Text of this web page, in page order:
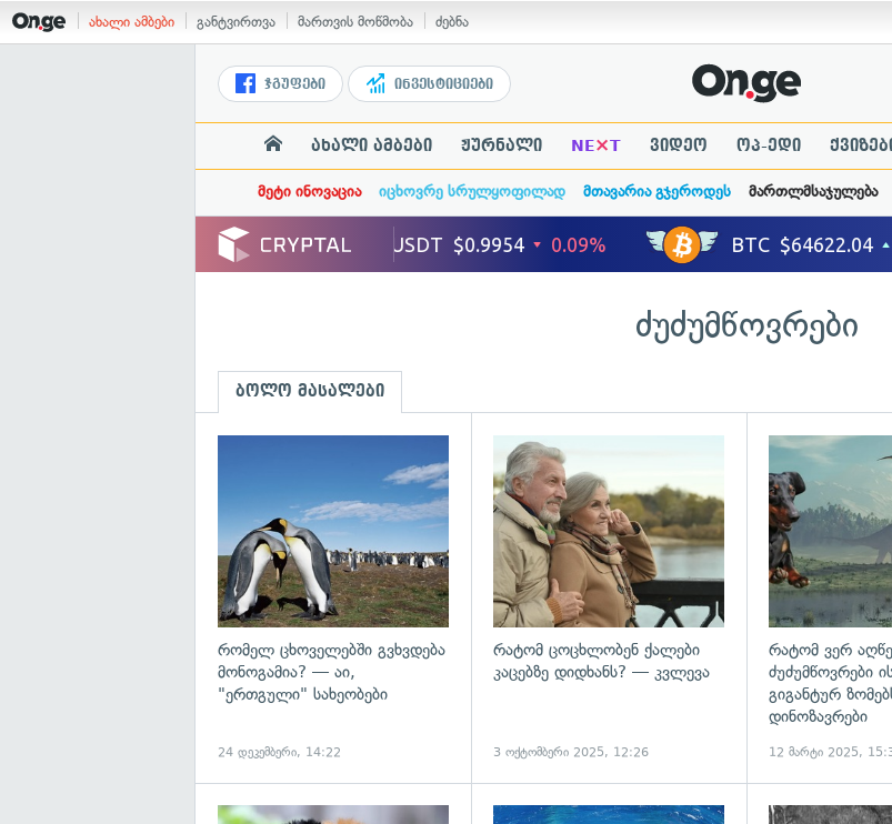
ახალი ამბები განტვირთვა მართვის მოწმობა ძებნა
ჯგუფები ინვესტიციები
ახალი ამბები ჟურნალი NE×T ვიდეო ოპ-ედი
მეტი ინოვაცია იცხოვრე სრულყოფილად მთავარია გჯეროდეს მართლმსაჯულება
ძუძუმწოვრები
ბოლო მასალები
გადახედვა
რომელ ცხოველებში გვხვდება
მონოგამია? — აი,
"ერთგული" სახეობები
24 დეკემბერი, 14:22
გადახედვა
რატომ ცოცხლობენ ქალები
კაცებზე დიდხანს? — კვლევა
3 ოქტომბერი 2025, 12:26
რატომ ვერ
ძუძუმწოვრები
გიგანტურ
დინოზავრები
12 მარტი 2025,